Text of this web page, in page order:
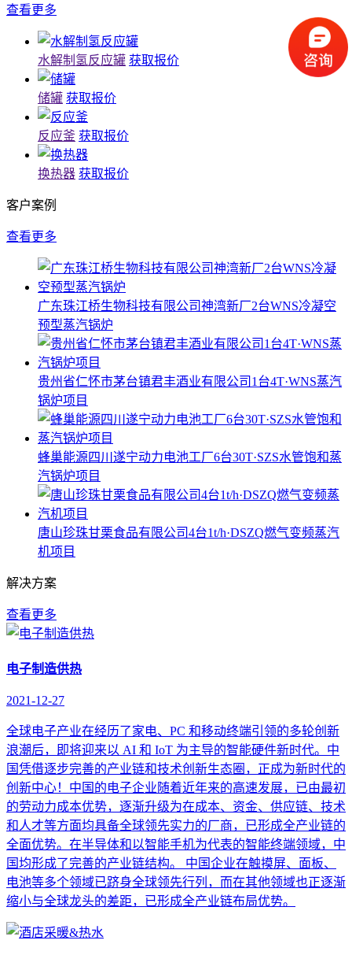
查看更多
水解制氢反应罐 获取报价
储罐 获取报价
反应釜 获取报价
换热器 获取报价
客户案例
查看更多
广东珠江桥生物科技有限公司神湾新厂2台WNS冷凝空
预型蒸汽锅炉
贵州省仁怀市茅台镇君丰酒业有限公司1台4T·WNS蒸汽
锅炉项目
蜂巢能源四川遂宁动力电池工厂6台30T·SZS水管饱和蒸
汽锅炉项目
唐山珍珠甘栗食品有限公司4台1t/h·DSZQ燃气变频蒸汽
机项目
解决方案
查看更多
电子制造供热
2021-12-27
全球电子产业在经历了家电、PC 和移动终端引领的多轮创新
浪潮后，即将迎来以 AI 和 IoT 为主导的智能硬件新时代。中
国凭借逐步完善的产业链和技术创新生态圈，正成为新时代的
创新中心！中国的电子企业随着近年来的高速发展，已由最初
的劳动力成本优势，逐渐升级为在成本、资金、供应链、技术
和人才等方面均具备全球领先实力的厂商，已形成全产业链的
全面优势。在半导体和以智能手机为代表的智能终端领域，中
国均形成了完善的产业链结构。 中国企业在触摸屏、面板、
电池等多个领域已跻身全球领先行列，而在其他领域也正逐渐
缩小与全球龙头的差距，已形成全产业链布局优势。